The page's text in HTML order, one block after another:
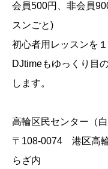
会員500円、非会員
スンごと)
初心者用レッスンを１
DJtimeもゆっくり目
します。
高輪区民センター（
〒108-0074 港区高
らざ内